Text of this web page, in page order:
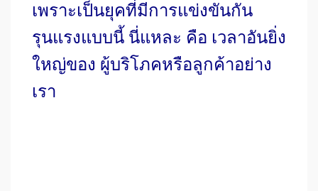
เพราะเป็นยุคที่มีการแข่งขันกัน
รุนแรงแบบนี้ นี่แหละ คือ เวลาอันยิ่ง
ใหญ่ของ ผู้บริโภคหรือลูกค้าอย่าง
เรา